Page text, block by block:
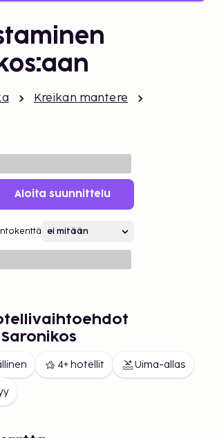
Kreikan mantere
Aloita suunnittelu
4+ hotellit Uima-allas